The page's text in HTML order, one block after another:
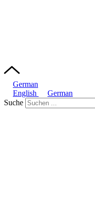
German
English
German
Suche